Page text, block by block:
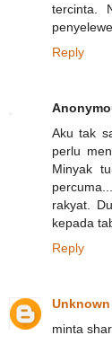
tercinta.
Reply
Aku tak
perlu
Minyak
rakyat.
kepada
Reply
Unknown
minta